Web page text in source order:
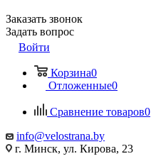
Заказать звонок
Задать вопрос
Войти
Корзина0
Отложенные0
Сравнение товаров0
info@velostrana.by
г. Минск, ул. Кирова, 23